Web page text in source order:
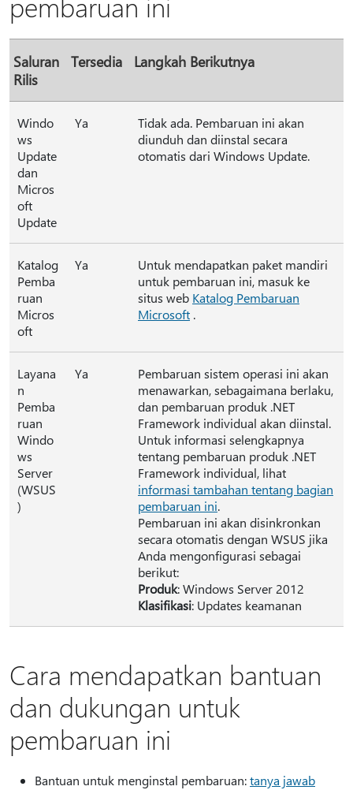
Saluran
Rilis
Tersedia Langkah Berikutnya
Windo
ws
Update
dan
Micros
oft
Update
Ya
Tidak ada. Pembaruan ini akan
diunduh dan diinstal secara
otomatis dari Windows Update.
Katalog
Pemba
ruan
Micros
oft
Ya
Untuk mendapatkan paket mandiri
untuk pembaruan ini, masuk ke
situs web Katalog Pembaruan
Microsoft .
Layana
n
Pemba
ruan
Windo
ws
Server
(WSUS
)
Ya
Pembaruan sistem operasi ini akan
menawarkan, sebagaimana berlaku,
dan pembaruan produk .NET
Framework individual akan diinstal.
Untuk informasi selengkapnya
tentang pembaruan produk .NET
Framework individual, lihat
informasi tambahan tentang bagian
pembaruan ini.
Pembaruan ini akan disinkronkan
secara otomatis dengan WSUS jika
Anda mengonfigurasi sebagai
berikut:
Produk: Windows Server 2012
Klasifikasi: Updates keamanan
Cara mendapatkan bantuan
dan dukungan untuk
pembaruan ini
Bantuan untuk menginstal pembaruan:tanya jawab